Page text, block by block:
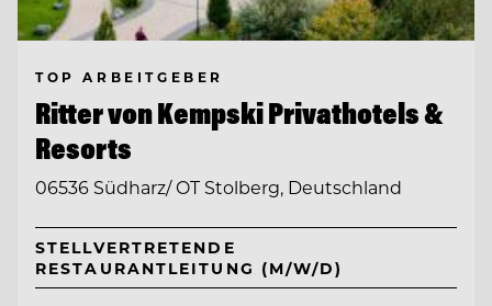
TOP ARBEITGEBER
Ritter von Kempski Privathotels &
Resorts
06536 Südharz/ OT Stolberg, Deutschland
STELLVERTRETENDE
RESTAURANTLEITUNG (M/W/D)